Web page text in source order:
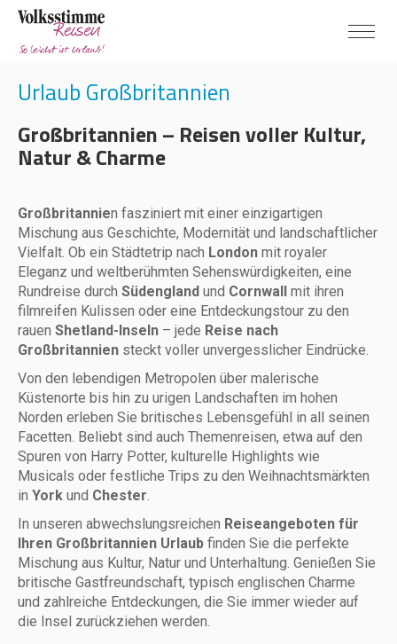
Urlaub Großbritannien
Großbritannien – Reisen voller Kultur,
Natur & Charme
Großbritannien fasziniert mit einer einzigartigen
Mischung aus Geschichte, Modernität und landschaftlicher
Vielfalt. Ob ein Städtetrip nach London mit royaler
Eleganz und weltberühmten Sehenswürdigkeiten, eine
Rundreise durch Südengland und Cornwall mit ihren
filmreifen Kulissen oder eine Entdeckungstour zu den
rauen Shetland-Inseln – jede Reise nach
Großbritannien steckt voller unvergesslicher Eindrücke.
Von den lebendigen Metropolen über malerische
Küstenorte bis hin zu urigen Landschaften im hohen
Norden erleben Sie britisches Lebensgefühl in all seinen
Facetten. Beliebt sind auch Themenreisen, etwa auf den
Spuren von Harry Potter, kulturelle Highlights wie
Musicals oder festliche Trips zu den Weihnachtsmärkten
in York und Chester.
In unseren abwechslungsreichen Reiseangeboten für
Ihren Großbritannien Urlaub finden Sie die perfekte
Mischung aus Kultur, Natur und Unterhaltung. Genießen Sie
britische Gastfreundschaft, typisch englischen Charme
und zahlreiche Entdeckungen, die Sie immer wieder auf
die Insel zurückziehen werden.